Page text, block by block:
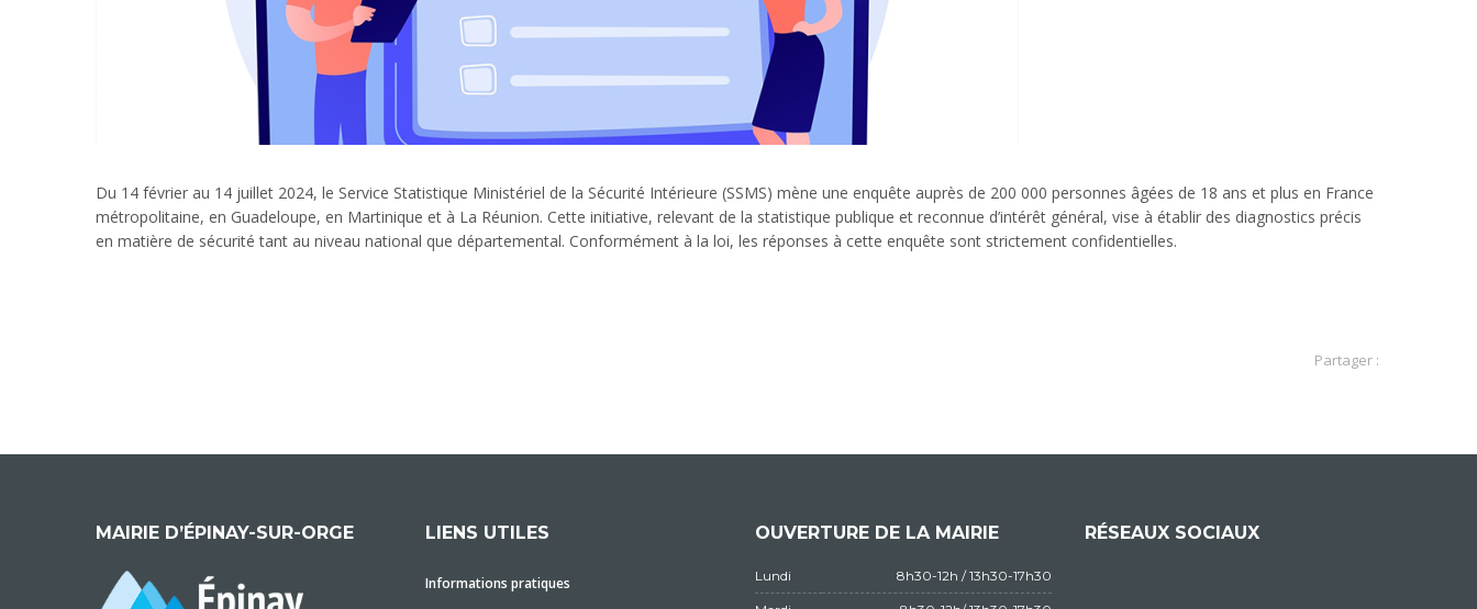
Du 14 février au 14 juillet 2024, le Service Statistique Ministériel de la Sécurité Intérieure (SSMS) mène une enquête auprès de 200 000 personnes âgées de 18 ans et plus en France
métropolitaine, en Guadeloupe, en Martinique et à La Réunion. Cette initiative, relevant de la statistique publique et reconnue d’intérêt général, vise à établir des diagnostics précis
en matière de sécurité tant au niveau national que départemental. Conformément à la loi, les réponses à cette enquête sont strictement confidentielles.
Partager :
MAIRIE D’ÉPINAY-SUR-ORGE LIENS UTILES
Informations pratiques
OUVERTURE DE LA MAIRIE
Lundi 8h30-12h / 13h30-17h30
RÉSEAUX SOCIAUX